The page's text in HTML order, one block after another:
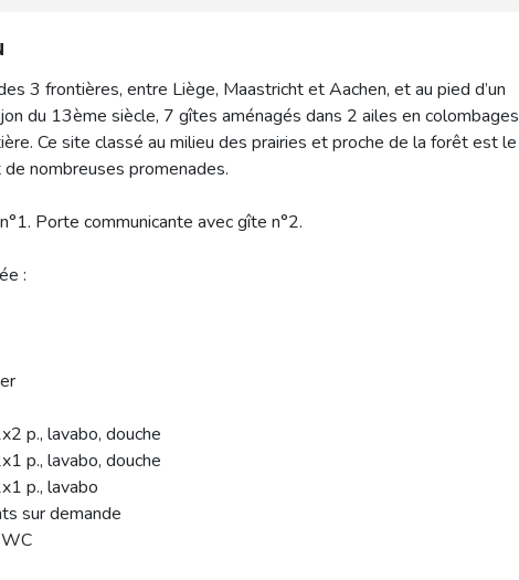
3 frontières, entre Liège, Maastricht et Aachen, et au pied d’un
du 13ème siècle, 7 gîtes aménagés dans 2 ailes en colombages
Ce site classé au milieu des prairies et proche de la forêt est le
nombreuses promenades.
Porte communicante avec gîte n°2.
:
p., lavabo, douche
p., lavabo, douche
p., lavabo
sur demande